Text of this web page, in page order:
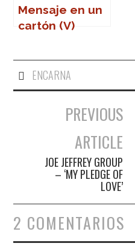
Mensaje en un
cartón (V)
ENCARNA
Navegación de
PREVIOUS
ARTICLE
JOE JEFFREY GROUP
– ‘MY PLEDGE OF
LOVE’
2 COMENTARIOS